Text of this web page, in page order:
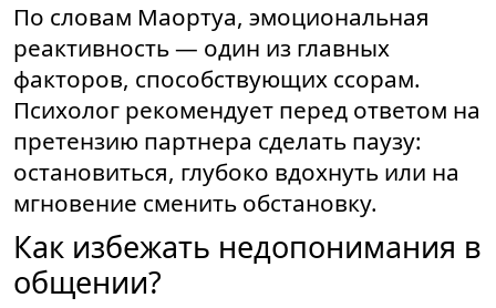
По словам Маортуа, эмоциональная
реактивность — один из главных
факторов, способствующих ссорам.
Психолог рекомендует перед ответом на
претензию партнера сделать паузу:
остановиться, глубоко вдохнуть или на
мгновение сменить обстановку.
Как избежать недопонимания в
общении?